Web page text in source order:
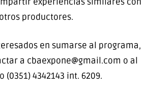
otros productores.
en sumarse al programa,
a cbaexpone@gmail.com o al
(0351) 4342143 int. 6209.